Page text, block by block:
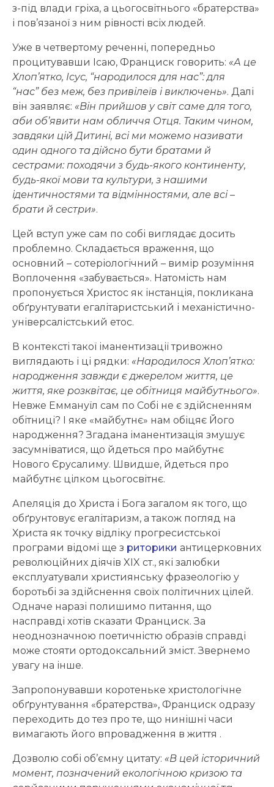
з-під влади гріха, а цьогосвітнього «братерства»
і пов’язаної з ним рівності всіх людей.
Уже в четвертому реченні, попередньо
процитувавши Ісаю, Франциск говорить: «А це
Хлоп’ятко, Ісус, “народилося для нас”: для
“нас”без меж, без привілеїв і виключень». Далі
він заявляє: «Він прийшов у світ саме для того,
аби об’явити нам обличчя Отця. Таким чином,
завдяки цій Дитині, всі ми можемо називати
один одного та дійсно бути братами й
сестрами: походячи з будь-якого континенту,
будь-якої мови та культури, з нашими
ідентичностями та відмінностями, але всі –
брати й сестри».
Цей вступ уже сам по собі виглядає досить
проблемно. Складається враження, що
основний – сотеріологічний – вимір розуміння
Воплочення «забувається». Натомість нам
пропонується Христос як інстанція, покликана
обґрунтувати егалітаристський і механістично-
універсалістський етос.
В контексті такої іманентизації тривожно
виглядають і ці рядки: «Народилося Хлоп’ятко:
народження завжди є джерелом життя, це
життя, яке розквітає, це обітниця майбутнього».
Невже Еммануїл сам по Собі не є здійсненням
обітниці? І яке «майбутнє» нам обіцяє Його
народження? Згадана іманентизація змушує
засумніватися, що йдеться про майбутнє
Нового Єрусалиму. Швидше, йдеться про
майбутнє цілком цьогосвітнє.
Апеляція до Христа і Бога загалом як того, що
обґрунтовує егалітаризм, а також погляд на
Христа як точку відліку прогресистської
програми відомі ще з риторики антицерковних
революційних діячів XIX ст., які залюбки
експлуатували християнську фразеологію у
боротьбі за здійснення своїх політичних цілей.
Одначе наразі полишимо питання, що
насправді хотів сказати Франциск. За
неоднозначною поетичністю образів справді
може стояти ортодоксальний зміст. Звернемо
увагу на інше.
Запропонувавши коротеньке христологічне
обґрунтування «братерства», Франциск одразу
переходить до тез про те, що нинішні часи
вимагають його впровадження в життя .
Дозволю собі об’ємну цитату: «В цей історичний
момент, позначений екологічною кризою та